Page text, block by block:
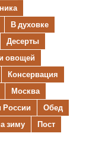
В духовке
Десерты
овощей
Консервация
Москва
России
Обед
зиму
Пост